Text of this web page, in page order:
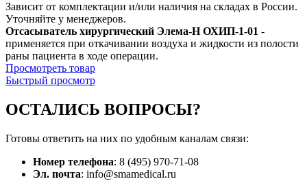
Зависит от комплектации и/или наличия на складах в России.
Уточняйте у менеджеров.
Отсасыватель хирургический Элема-Н ОХИП-1-01 -
применяется при откачивании воздуха и жидкости из полости
раны пациента в ходе операции.
Просмотреть товар
Быстрый просмотр
ОСТАЛИСЬ ВОПРОСЫ?
Готовы ответить на них по удобным каналам связи:
Номер телефона: 8 (495) 970-71-08
Эл. почта: info@smamedical.ru